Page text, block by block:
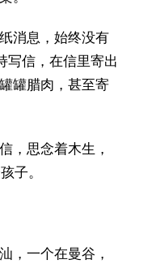
消息，始终没有
写信，在信里寄出
罐腊肉，甚至寄
，思念着木生，
子。
，一个在曼谷，